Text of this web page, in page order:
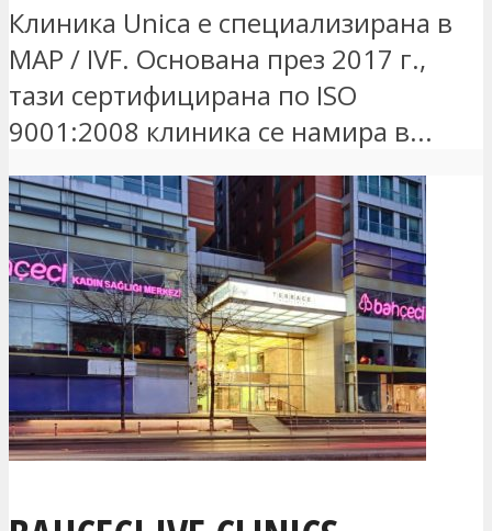
Клиника Unica е специализирана в
MAP / IVF. Основана през 2017 г.,
тази сертифицирана по ISO
9001:2008 клиника се намира в...